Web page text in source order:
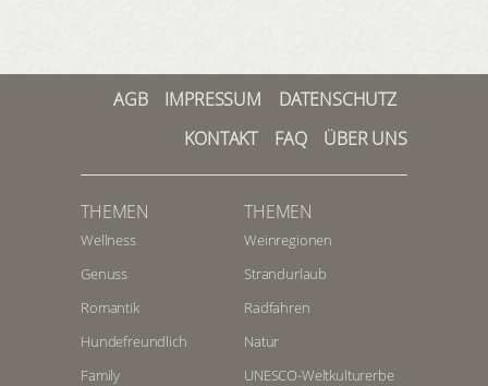
AGB IMPRESSUM
DATENSCHUTZ
KONTAKT
FAQ ÜBER UNS
THEMEN
Wellness
Genuss
Romantik
Hundefreundlich
Family
THEMEN
Weinregionen
Strandurlaub
Radfahren
Natur
UNESCO-Weltkulturerbe